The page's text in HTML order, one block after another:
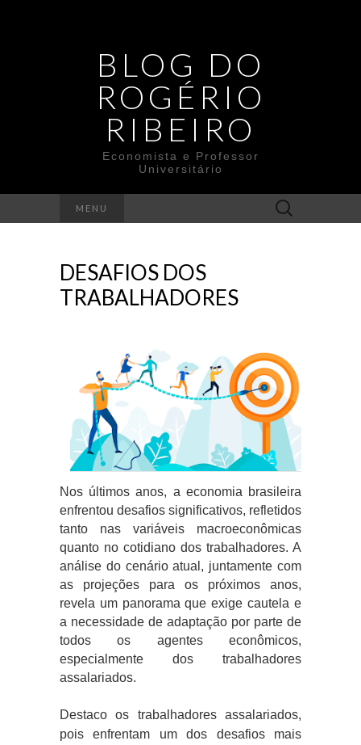
BLOG DO
ROGÉRIO
RIBEIRO
Economista e Professor
Universitário
MENU
Search
for:
DESAFIOS DOS
TRABALHADORES
Nos últimos anos, a economia brasileira
enfrentou desafios significativos, refletidos
tanto nas variáveis macroeconômicas
quanto no cotidiano dos trabalhadores. A
análise do cenário atual, juntamente com
as projeções para os próximos anos,
revela um panorama que exige cautela e
a necessidade de adaptação por parte de
todos os agentes econômicos,
especialmente dos trabalhadores
assalariados.
Destaco os trabalhadores assalariados,
pois enfrentam um dos desafios mais